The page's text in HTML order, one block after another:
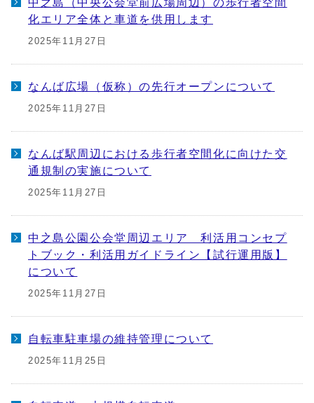
化エリア全体と車道を供用します
2025年11月27日
なんば広場（仮称）の先行オープンについて
2025年11月27日
なんば駅周辺における歩行者空間化に向けた交
通規制の実施について
2025年11月27日
中之島公園公会堂周辺エリア 利活用コンセプ
トブック・利活用ガイドライン【試行運用版】
について
2025年11月27日
自転車駐車場の維持管理について
2025年11月25日